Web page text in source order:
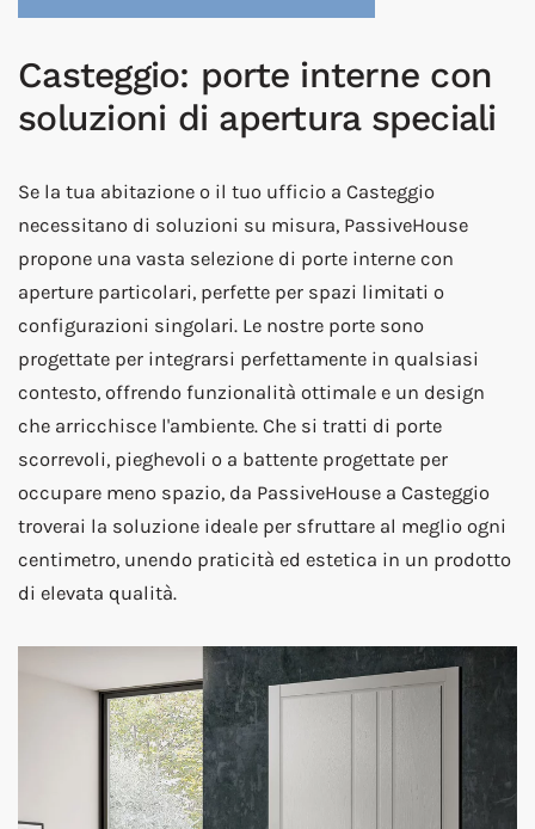
Casteggio: porte interne con
soluzioni di apertura speciali
Se la tua abitazione o il tuo ufficio a Casteggio
necessitano di soluzioni su misura, PassiveHouse
propone una vasta selezione di porte interne con
aperture particolari, perfette per spazi limitati o
configurazioni singolari. Le nostre porte sono
progettate per integrarsi perfettamente in qualsiasi
contesto, offrendo funzionalità ottimale e un design
che arricchisce l'ambiente. Che si tratti di porte
scorrevoli, pieghevoli o a battente progettate per
occupare meno spazio, da PassiveHouse a Casteggio
troverai la soluzione ideale per sfruttare al meglio ogni
centimetro, unendo praticità ed estetica in un prodotto
di elevata qualità.